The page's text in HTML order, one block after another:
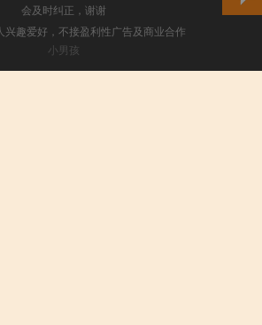
会及时纠正，谢谢
兴趣爱好，不接盈利性广告及商业合作
小男孩